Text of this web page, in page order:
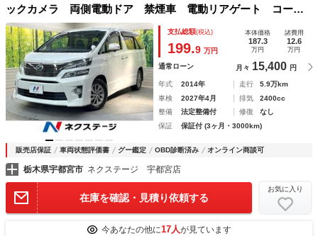
ックカメラ 両側電動ドア 禁煙車 電動リアゲート コーナ
ーセンサー スマートキー ＨＩＤヘッド ビルトインＥＴ
Ｃ クルコン 純正１６インチアルミ オートライト
支払総額(税込)
199.9 万円
本体価格
187.3
万円
諸費用
12.6
万円
通常ローン 月々 15,400 円
年式 2014年 走行
5.9万km
車検
2027年4月 排気
2400cc
整備
法定整備付 修復
なし
保証
保証付 (3ヶ月・3000km)
販売店保証 車両状態評価書 グー鑑定 OBD診断済み オンライン商談可
栃木県宇都宮市 ネクステージ 宇都宮店
在庫を確認・見積り依頼する
お気に入り
今あなたの他に17人が見ています